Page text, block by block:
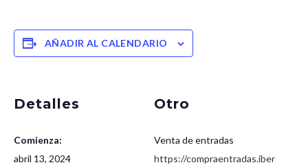
AÑADIR AL CALENDARIO
Detalles
Comienza:
abril 13, 2024
Otro
Venta de entradas
https://compraentradas.iber